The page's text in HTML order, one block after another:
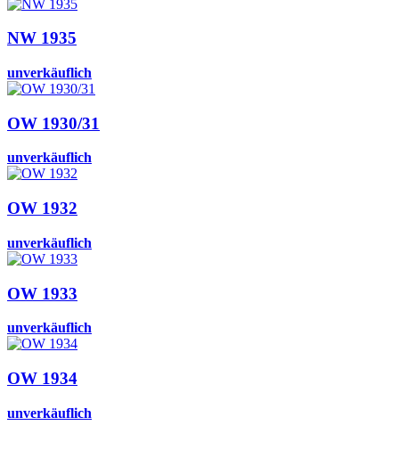
NW 1935
unverkäuflich
OW 1930/31
unverkäuflich
OW 1932
unverkäuflich
OW 1933
unverkäuflich
OW 1934
unverkäuflich